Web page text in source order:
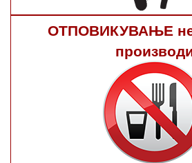
ОТПОВИКУВАЊЕ